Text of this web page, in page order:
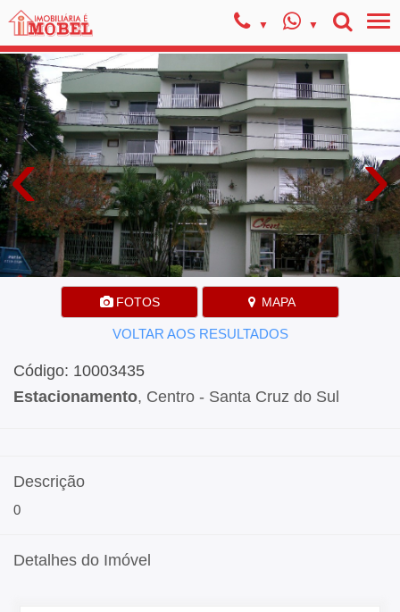
‹ ›
FOTOS MAPA
VOLTAR AOS RESULTADOS
Código: 10003435
Estacionamento, Centro - Santa Cruz do Sul
Descrição
0
Detalhes do Imóvel